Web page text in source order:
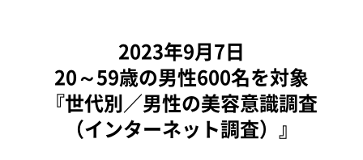
スポーツ応援活動
CSRの取り組み
スポーツ応援活動
メンバーシップギフト
2023年9月7日
20～59歳の男性600名を対象
『世代別／男性の美容意識調査
（インターネット調査）』